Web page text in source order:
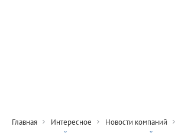
Главная Интересное Новости компаний